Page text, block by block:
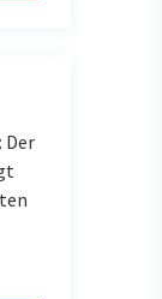
Der